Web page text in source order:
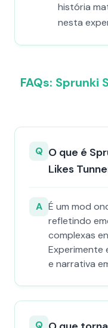
história
nesta
FAQs: Sprunki
Q O que é
Likes
A É um mod
refletindo
complexas
Experimente
e narrativa
Q